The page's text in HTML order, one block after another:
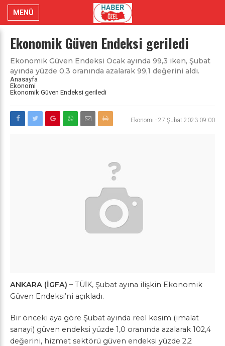
MENÜ
Ekonomik Güven Endeksi geriledi
Ekonomik Güven Endeksi Ocak ayında 99,3 iken, Şubat
ayında yüzde 0,3 oranında azalarak 99,1 değerini aldı.
Anasayfa
Ekonomi
Ekonomik Güven Endeksi geriledi
Ekonomi - 27 Şubat 2023 09:00
ANKARA (İGFA) – TÜİK, Şubat ayına ilişkin Ekonomik
Güven Endeksi’ni açıkladı.
Bir önceki aya göre Şubat ayında reel kesim (imalat
sanayi) güven endeksi yüzde 1,0 oranında azalarak 102,4
değerini, hizmet sektörü güven endeksi yüzde 2,2